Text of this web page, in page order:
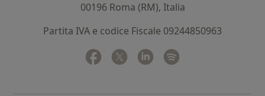
00196 Roma (RM), Italia
Partita IVA e codice Fiscale 09244850963
Facebook
si apre in una nuova scheda
Twitter
si apre in una nuova scheda
Linkedin
si apre in una nuova